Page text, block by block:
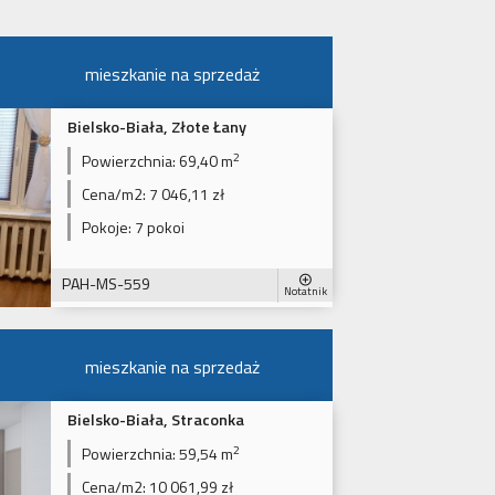
mieszkanie na sprzedaż
Bielsko-Biała, Złote Łany
Powierzchnia:69,40 m2
Cena/m2: 7 046,11 zł
Pokoje: 7 pokoi
PAH-MS-559 Notatnik
mieszkanie na sprzedaż
Bielsko-Biała, Straconka
Powierzchnia:59,54 m2
Cena/m2: 10 061,99 zł